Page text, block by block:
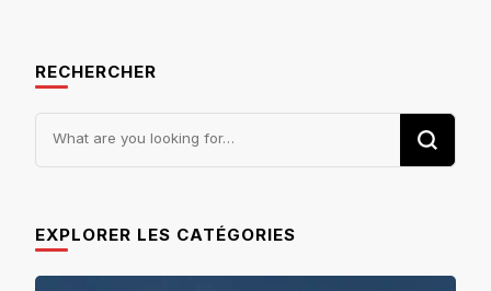
RECHERCHER
EXPLORER LES CATÉGORIES